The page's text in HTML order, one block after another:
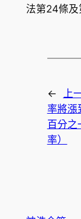
法第24條及
← 上
率將漲
百分之
率）